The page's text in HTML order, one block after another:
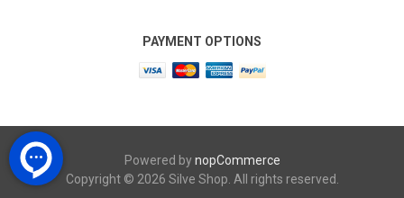
PAYMENT OPTIONS
Powered bynopCommerce
Copyright © 2026 Silve Shop. All rights reserved.